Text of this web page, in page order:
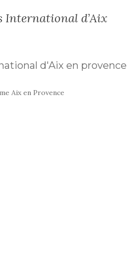
International d’Aix
d'Aix en provence
Aix en Provence